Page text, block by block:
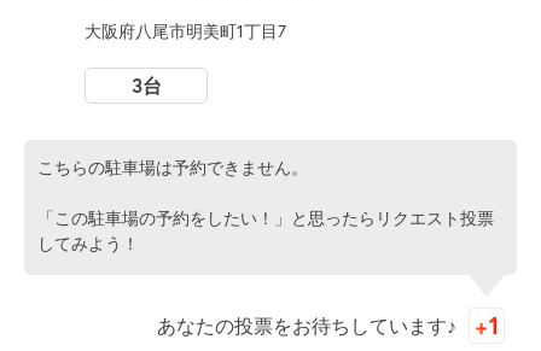
大阪府八尾市明美町1丁目7
3台
こちらの駐車場は予約できません。
「この駐車場の予約をしたい！」と思ったらリクエスト投票
してみよう！
あなたの投票をお待ちしています♪